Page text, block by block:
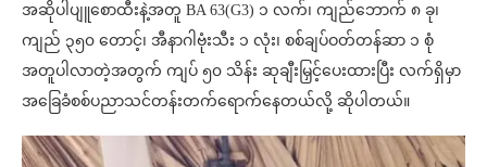
အဆိုပါပျူစောထီးနဲ့အတူ BA 63(G3) ၁ လက်၊ ကျည်ဘောက် ၈ ခု၊
ကျည် ၃၅၀ တောင့်၊ အီနာဂါဗုံးသီး ၁ လုံး၊ စစ်ချပ်ဝတ်တန်ဆာ ၁ စုံ
အတူပါလာတဲ့အတွက် ကျပ် ၅၀ သိန်း ဆုချီးမြှင့်ပေးထားပြီး လက်ရှိမှာ
အခြေခံစစ်ပညာသင်တန်းတက်ရောက်နေတယ်လို့ ဆိုပါတယ်။